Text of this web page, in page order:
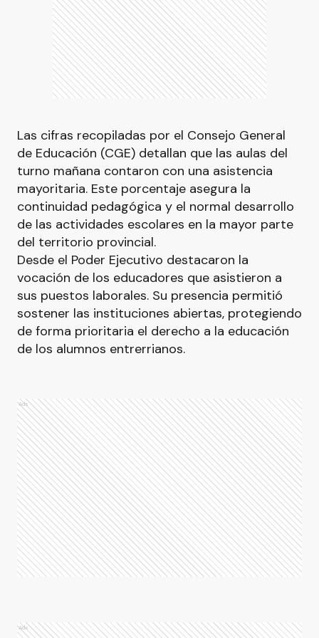
Las cifras recopiladas por el Consejo General
de Educación (CGE) detallan que las aulas del
turno mañana contaron con una asistencia
mayoritaria. Este porcentaje asegura la
continuidad pedagógica y el normal desarrollo
de las actividades escolares en la mayor parte
del territorio provincial.
Desde el Poder Ejecutivo destacaron la
vocación de los educadores que asistieron a
sus puestos laborales. Su presencia permitió
sostener las instituciones abiertas, protegiendo
de forma prioritaria el derecho a la educación
de los alumnos entrerrianos.
Ads
Ads